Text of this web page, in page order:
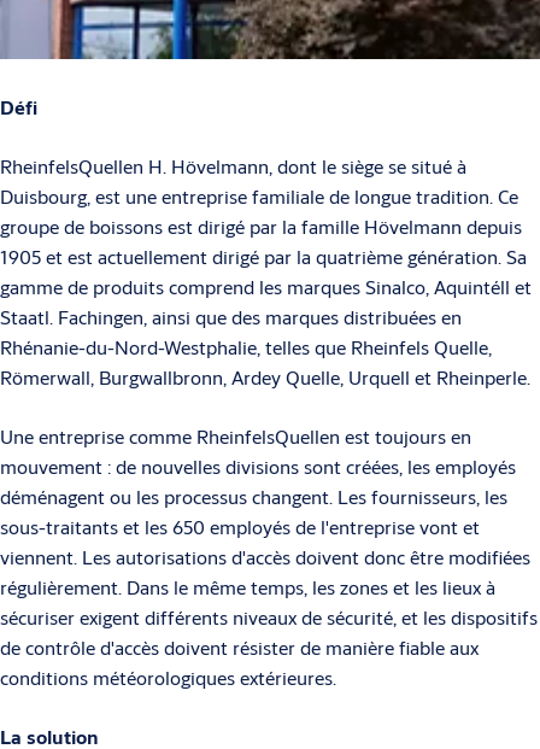
Défi
RheinfelsQuellen H. Hövelmann, dont le siège se situé à
Duisbourg, est une entreprise familiale de longue tradition. Ce
groupe de boissons est dirigé par la famille Hövelmann depuis
1905 et est actuellement dirigé par la quatrième génération. Sa
gamme de produits comprend les marques Sinalco, Aquintéll et
Staatl. Fachingen, ainsi que des marques distribuées en
Rhénanie-du-Nord-Westphalie, telles que Rheinfels Quelle,
Römerwall, Burgwallbronn, Ardey Quelle, Urquell et Rheinperle.
Une entreprise comme RheinfelsQuellen est toujours en
mouvement : de nouvelles divisions sont créées, les employés
déménagent ou les processus changent. Les fournisseurs, les
sous-traitants et les 650 employés de l'entreprise vont et
viennent. Les autorisations d'accès doivent donc être modifiées
régulièrement. Dans le même temps, les zones et les lieux à
sécuriser exigent différents niveaux de sécurité, et les dispositifs
de contrôle d'accès doivent résister de manière fiable aux
conditions météorologiques extérieures.
La solution